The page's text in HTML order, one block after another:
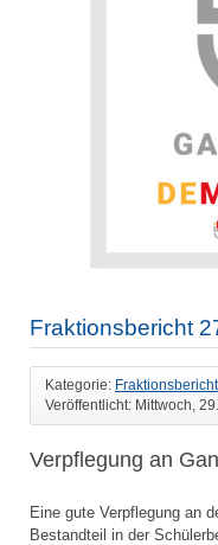
Fraktionsbericht
Kategorie: Fraktionsbericht
Veröffentlicht: Mittwoch,
Verpflegung an
Eine gute Verpflegung an
Bestandteil in der